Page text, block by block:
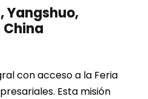
Yangshuo,
China
con acceso a la Feria
Esta misión